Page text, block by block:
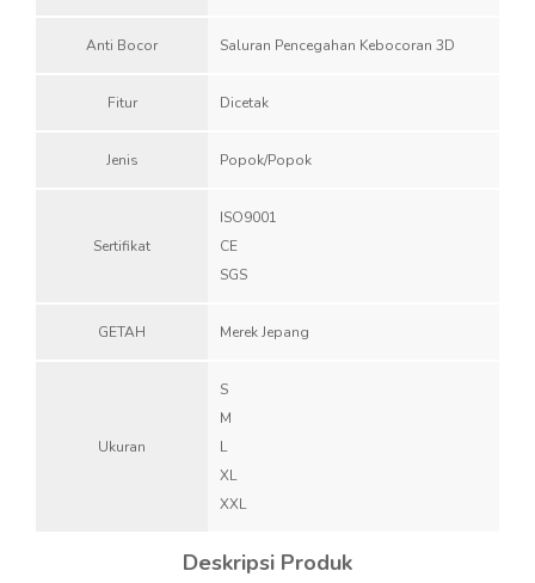
Anti Bocor Saluran Pencegahan Kebocoran 3D
Fitur Dicetak
Jenis Popok/Popok
Sertifikat
ISO9001
CE
SGS
GETAH Merek Jepang
Ukuran
S
M
L
XL
XXL
Deskripsi Produk